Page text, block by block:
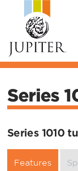
Series
Series 1010
Features